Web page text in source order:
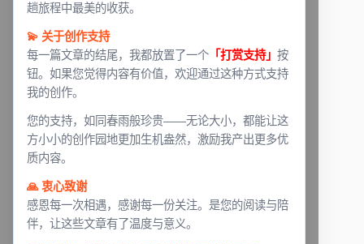
趟旅程中最美的收获。
💫 关于创作支持
每一篇文章的结尾，我都放置了一个 「打赏支持」 按
钮。如果您觉得内容有价值，欢迎通过这种方式支持
我的创作。
您的支持，如同春雨般珍贵——无论大小，都能让这
方小小的创作园地更加生机盎然，激励我产出更多优
质内容。
🙏 衷心致谢
感恩每一次相遇，感谢每一份关注。是您的阅读与陪
伴，让这些文章有了温度与意义。